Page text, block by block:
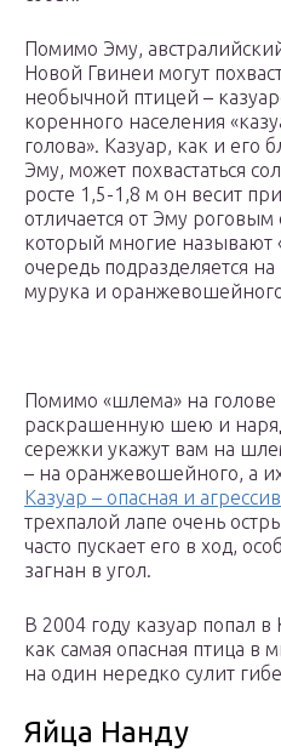
Помимо Эму,
Новой Гвинеи могут
необычной птицей –
коренного населения
голова». Казуар, как и
Эму, может похвастаться
росте 1,5-1,8 м он весит
отличается от Эму роговым
который многие называют
очередь подразделяется
мурука и
Помимо «шлема» на голове
раскрашенную шею и
сережки укажут вам на
– на оранжевошейного, а
Казуар – опасная и
трехпалой лапе очень
часто пускает его в ход,
загнан в угол.
В 2004 году казуар попал
как самая опасная птица в
на один нередко сулит
Яйца Нанду